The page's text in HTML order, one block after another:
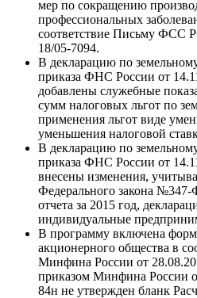
мер по сокращению
профессиональных
соответствие Письму ФСС
18/05-7094.
В декларацию по
приказа ФНС России от
добавлены служебные
сумм налоговых льгот по
применения льгот виде
уменьшения налоговой
В декларацию по
приказа ФНС России от
внесены изменения,
Федерального закона №347-
отчета за 2015 год,
индивидуальные
В программу включена
акционерного общества в
Минфина России от
приказом Минфина России
84н не утвержден бланк